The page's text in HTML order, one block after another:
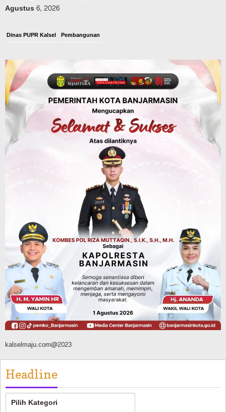
Agustus 6, 2026
Dinas PUPR Kalsel Pembangunan
Pemerintah Janji Tingkatkan Fasilitas
Keselamatan Jalan Alternatif
Banjarbaru–Batulicin
Agustus 6, 2026
Dinas Kehutanan Kalsel
Tahura Sultan Adam Sempat Alami
Kebakaran Lahan, Api Berhasil
Dipadamkan, Kadishut Kalsel
Memimpin Langsung Aksi di Lapangan
Advertorial Pemkab Balangan
Silaturahmi ke DPRD Balangan, Kapolres
AKBP Arif Mansyur Perkuat Koordinasi
Keamanan Daerah
Agustus 6, 2026
kalselmaju.com@2023
Headline
Headline